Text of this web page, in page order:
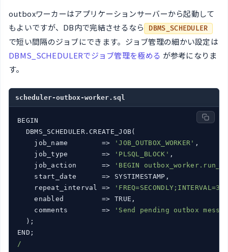
outboxワーカーはアプリケーションサーバーから起動して
もよいですが、DB内で完結させるなら DBMS_SCHEDULER
で短い間隔のジョブにできます。ジョブ管理の細かい設定は
DBMS_SCHEDULERでジョブ管理を極める が参考になりま
す。
scheduler-outbox-worker.sql
BEGIN
  DBMS_SCHEDULER.CREATE_JOB(
job_name
        =>
'JOB_OUTBOX_WORKER' ,
job_type
        =>
'PLSQL_BLOCK' ,
job_action
      =>
'BEGIN
start_date
      =>
SYSTIMESTAMP,
repeat_interval
=>
enabled
         =>
TRUE,
comments
        =>
'Send pending outbox
  );
/